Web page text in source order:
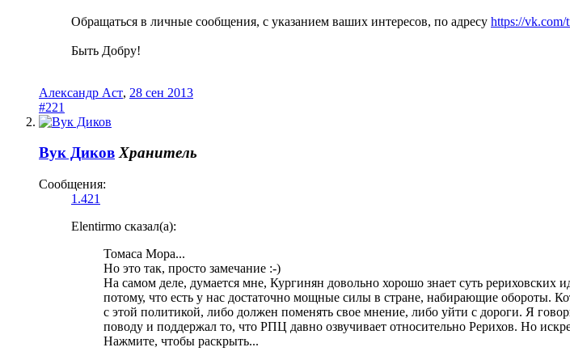
Обращаться в личные сообщения, с указанием ваших интересов, по адресу https://vk.com/
Быть Добру!
Александр Аст, 28 сен 2013
#221
Вук Диков Хранитель
Сообщения:
1.421
Elentirmo сказал(а):
Томаса Мора...
Но это так, просто замечание :-)
На самом деле, думается мне, Кургинян довольно хорошо знает суть
потому, что есть у нас достаточно мощные силы в стране, набирающие обороты.
с этой политикой, либо должен поменять свое мнение, либо уйти с дороги. Я
поводу и поддержал то, что РПЦ давно озвучивает относительно Рерихов. Но
Нажмите, чтобы раскрыть...